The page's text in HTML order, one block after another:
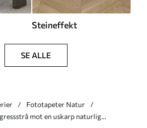
Steineffekt
SE ALLE
Fototapeter Natur
mot en uskarp naturlig